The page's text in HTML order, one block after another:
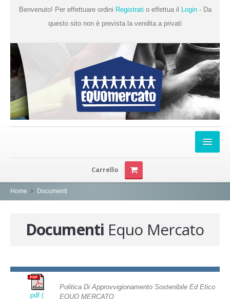
Benvenuto! Per effettuare ordini Registrati o effettua il Login- Da
questo sito non è prevista la vendita a privati
Chi Siamo
Prodotti
Produttori
Documenti
Carrello
Home Documenti
Documenti Equo Mercato
.pdf (
Politica Di Approvvigionamento Sostenibile Ed Etico
EQUO MERCATO